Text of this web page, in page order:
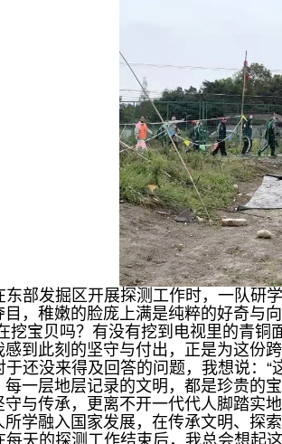
东部发掘区开展探测工作时，一队研
目，稚嫩的脸庞上满是纯粹的好奇与
挖宝贝吗？有没有挖到电视里的青
感到此刻的坚守与付出，正是为这份
于还没来得及回答的问题，我想说：
每一层地层记录的文明，都是珍贵的
守与传承，更离不开一代代人脚踏实
所学融入国家发展，在传承文明、探
每天的探测工作结束后，我总会想起